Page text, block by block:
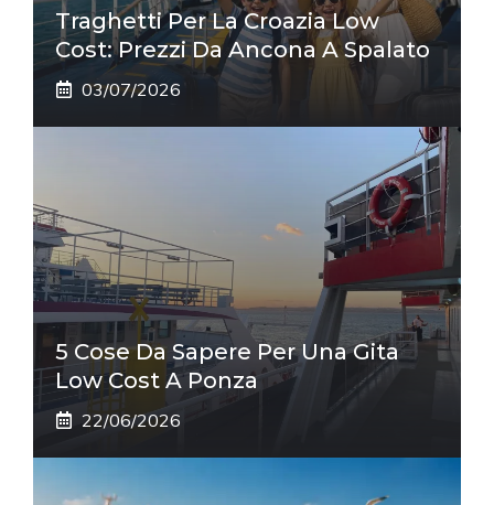
Traghetti Per La Croazia Low
Cost: Prezzi Da Ancona A Spalato
03/07/2026
5 Cose Da Sapere Per Una Gita
Low Cost A Ponza
22/06/2026